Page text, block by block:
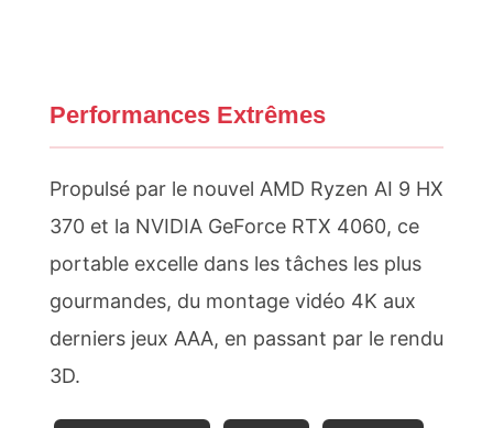
Performances Extrêmes
Propulsé par le nouvel AMD Ryzen AI 9 HX
370 et la NVIDIA GeForce RTX 4060, ce
portable excelle dans les tâches les plus
gourmandes, du montage vidéo 4K aux
derniers jeux AAA, en passant par le rendu
3D.